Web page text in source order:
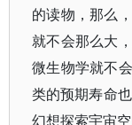
的读物，那么
就不会那么大
微生物学就不
类的预期寿命
幻想探索宇宙空